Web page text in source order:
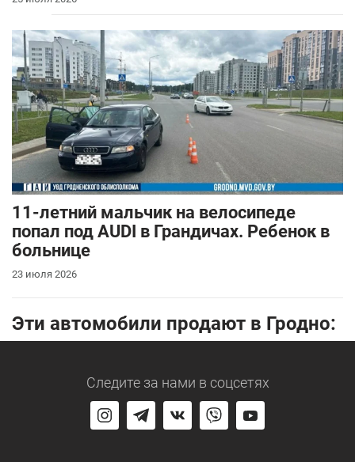
11-летний мальчик на велосипеде
попал под AUDI в Грандичах. Ребенок в
больнице
23 июля 2026
Эти автомобили продают в Гродно:
Следите за нами в соцсетях